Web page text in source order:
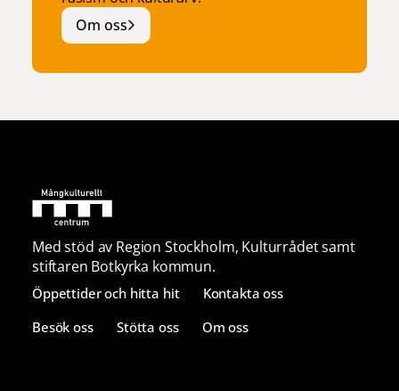
Om oss
Med stöd av Region Stockholm, Kulturrådet samt
stiftaren Botkyrka kommun.
Öppettider och hitta hit
Kontakta oss
Besök oss
Stötta oss Om oss